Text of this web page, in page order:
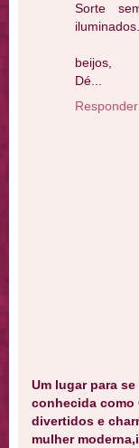
Sorte
iluminados...
beijos,
Dé...
Responder
Um lugar para
conhecida como
divertidos e
mulher